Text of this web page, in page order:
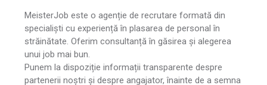
MeisterJob este o agenție de recrutare formată din
specialiști cu experiență în plasarea de personal în
străinătate. Oferim consultanță în găsirea și alegerea
unui job mai bun.
Punem la dispoziție informații transparente despre
partenerii noștri și despre angajator, înainte de a semna